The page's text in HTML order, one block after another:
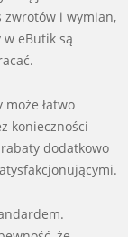
zwrotów i wymian,
eButik są
łatwo
konieczności
dodatkowo